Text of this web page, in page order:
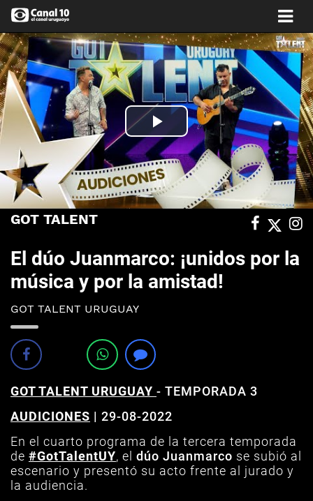
Play
Video
GOT TALENT
El dúo Juanmarco: ¡unidos por la
música y por la amistad!
GOT TALENT URUGUAY
GOT TALENT URUGUAY - TEMPORADA 3
AUDICIONES | 29-08-2022
En el cuarto programa de la tercera temporada
de #GotTalentUY, el dúo Juanmarco se subió al
escenario y presentó su acto frente al jurado y
la audiencia.